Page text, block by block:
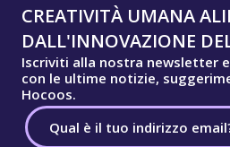
CREATIVITÀ UMANA
DALL'INNOVAZIONE
Iscriviti alla nostra newsletter
con le ultime notizie,
Hocoos.